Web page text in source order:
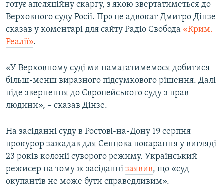
РУС
УКР
КТАТ
ДОЛУЧАЙСЯ!
Усі сайти RFE/RL
готує апеляційну скаргу, з якою звертатиметься до
Верховного суду Росії. Про це адвокат Дмитро Дінзе
сказав у коментарі для сайту Радіо Свобода «Крим.
Реалії».
«У Верховному суді ми намагатимемося добитися
більш-менш виразного підсумкового рішення. Далі
піде звернення до Європейського суду з прав
людини», – сказав Дінзе.
На засіданні суду в Ростові-на-Дону 19 серпня
прокурор зажадав для Сенцова покарання у вигляді
23 років колонії суворого режиму. Український
режисер на тому ж засіданні заявив, що «суд
окупантів не може бути справедливим».